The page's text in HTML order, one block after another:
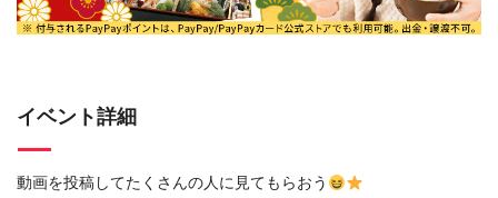
イベント詳細
動画を投稿してたくさんの人に見てもらおう